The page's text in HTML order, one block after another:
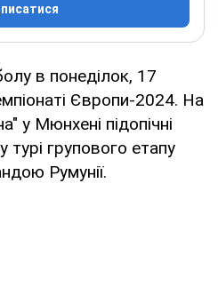
в понеділок, 17
Європи-2024. На
у Мюнхені підопічні
групового етапу
Румунії.